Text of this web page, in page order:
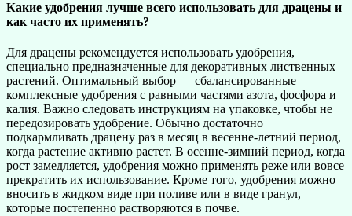
Какие удобрения лучше всего использовать для драцены и
как часто их применять?
Для драцены рекомендуется использовать удобрения,
специально предназначенные для декоративных лиственных
растений. Оптимальный выбор — сбалансированные
комплексные удобрения с равными частями азота, фосфора и
калия. Важно следовать инструкциям на упаковке, чтобы не
передозировать удобрение. Обычно достаточно
подкармливать драцену раз в месяц в весенне-летний период,
когда растение активно растет. В осенне-зимний период, когда
рост замедляется, удобрения можно применять реже или вовсе
прекратить их использование. Кроме того, удобрения можно
вносить в жидком виде при поливе или в виде гранул,
которые постепенно растворяются в почве.